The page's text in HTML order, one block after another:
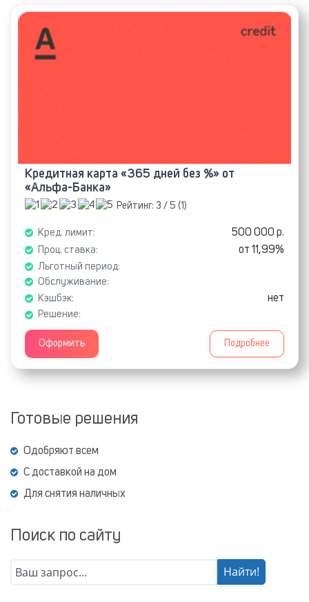
Кредитная карта «365 дней без %» от
«Альфа-Банка»
Рейтинг: 3 / 5 (1)
Кред. лимит: 500 000 р.
Проц. ставка: от 11,99%
Льготный период:
Обслуживание:
Кэшбэк:
нет
Решение:
Оформить Подробнее
Готовые решения
Одобряют всем
С доставкой на дом
Для снятия наличных
Поиск по сайту